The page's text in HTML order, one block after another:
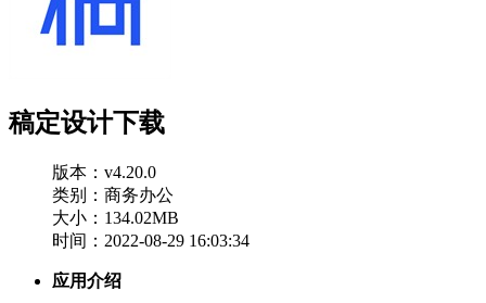
稿定设计下载
版本：v4.20.0
类别：商务办公
大小：134.02MB
时间：2022-08-29 16:03:34
应用介绍